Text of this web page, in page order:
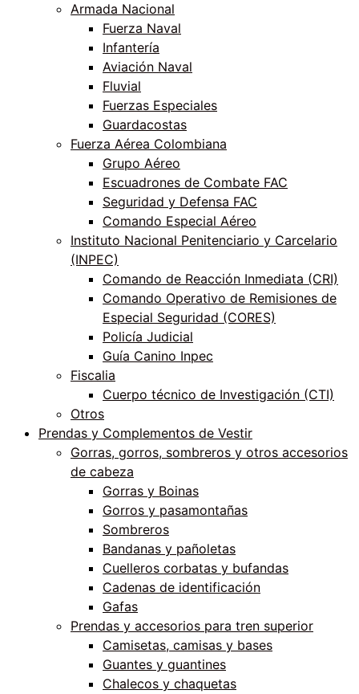
Armada Nacional
Fuerza Naval
Infantería
Aviación Naval
Fluvial
Fuerzas Especiales
Guardacostas
Fuerza Aérea Colombiana
Grupo Aéreo
Escuadrones de Combate FAC
Seguridad y Defensa FAC
Comando Especial Aéreo
Instituto Nacional Penitenciario y Carcelario
(INPEC)
Comando de Reacción Inmediata (CRI)
Comando Operativo de Remisiones de
Especial Seguridad (CORES)
Policía Judicial
Guía Canino Inpec
Fiscalia
Cuerpo técnico de Investigación (CTI)
Otros
Prendas y Complementos de Vestir
Gorras, gorros, sombreros y otros accesorios
de cabeza
Gorras y Boinas
Gorros y pasamontañas
Sombreros
Bandanas y pañoletas
Cuelleros corbatas y bufandas
Cadenas de identificación
Gafas
Prendas y accesorios para tren superior
Camisetas, camisas y bases
Guantes y guantines
Chalecos y chaquetas